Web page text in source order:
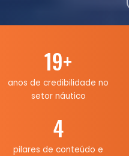
19+
anos de credibilidade no
setor náutico
4
pilares de conteúdo e